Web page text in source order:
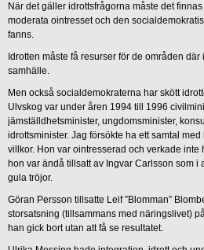
När det gäller idrottsfrågorna måste det
moderata ointresset och den
fanns.
Idrotten måste få resurser för de områden
samhälle.
Men också socialdemokraterna har skött
Ulvskog var under åren 1994 till 1996
jämställdhetsminister, ungdomsminister,
idrottsminister. Jag försökte ha ett samtal
villkor. Hon var ointresserad och verkade inte
hon var ändå tillsatt av Ingvar Carlsson som i
gula tröjor.
Göran Persson tillsatte Leif ”Blomman”
storsatsning (tillsammans med näringslivet)
han gick bort utan att få se resultatet.